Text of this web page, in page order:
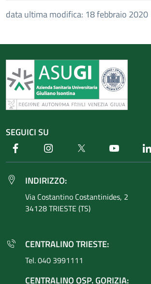
data ultima modifica: 18 febbraio 2020
SEGUICI SU
Facebook Instagram Twitter Youtube
INDIRIZZO:
Via Costantino Costantinides, 2
34128 TRIESTE (TS)
CENTRALINO TRIESTE:
Tel. 040 3991111
CENTRALINO OSP. GORIZIA: